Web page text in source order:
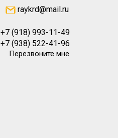
raykrd@mail.ru
Перезвоните мне
+7 (918) 993-11-49
+7 (938) 522-41-96